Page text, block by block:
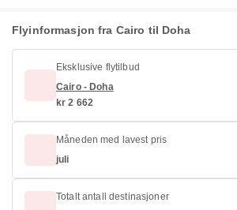
Flyinformasjon fra Cairo til Doha
Eksklusive flytilbud
Cairo - Doha
kr 2 662
Måneden med lavest pris
juli
Totalt antall destinasjoner